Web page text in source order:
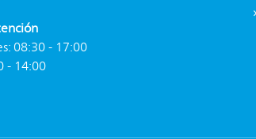
08:30 - 17:00
- 14:00